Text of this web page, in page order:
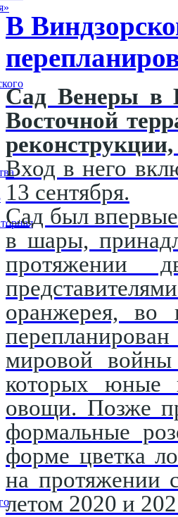
В
Сад Венеры в
Восточной
Вход в него
13 сентября.
Сад был
в шары,
протяжении
оранжерея, во
мировой войны
которых юные
овощи. Позже
формальные
форме цветка
на протяжении
летом 2020 и